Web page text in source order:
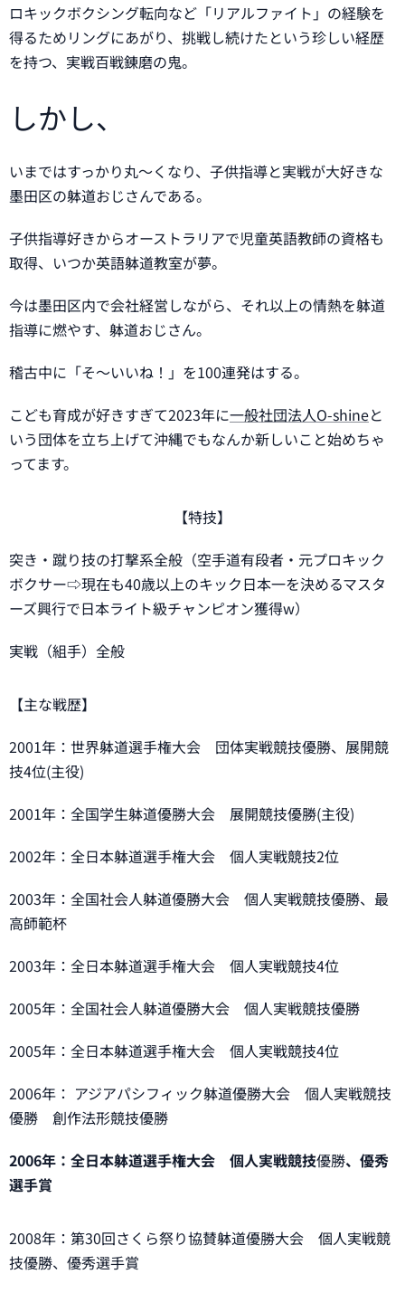
ロキックボクシング転向など「リアルファイト」の経験を
得るためリングにあがり、挑戦し続けたという珍しい経歴
を持つ、実戦百戦錬磨の鬼。
しかし、
いまではすっかり丸～くなり、子供指導と実戦が大好きな
墨田区の躰道おじさんである。
子供指導好きからオーストラリアで児童英語教師の資格も
取得、いつか英語躰道教室が夢。
今は墨田区内で会社経営しながら、それ以上の情熱を躰道
指導に燃やす、躰道おじさん。
稽古中に「そ～いいね！」を100連発はする。
こども育成が好きすぎて2023年に一般社団法人O-shineと
いう団体を立ち上げて沖縄でもなんか新しいこと始めちゃ
ってます。
【特技】
突き・蹴り技の打撃系全般（空手道有段者・元プロキック
ボクサー⇨現在も40歳以上のキック日本一を決めるマスタ
ーズ興行で日本ライト級チャンピオン獲得w）
実戦（組手）全般
【主な戦歴】
2001年：世界躰道選手権大会 団体実戦競技優勝、展開競
技4位(主役)
2001年：全国学生躰道優勝大会 展開競技優勝(主役)
2002年：全日本躰道選手権大会 個人実戦競技2位
2003年：全国社会人躰道優勝大会 個人実戦競技優勝、最
高師範杯
2003年：全日本躰道選手権大会 個人実戦競技4位
2005年：全国社会人躰道優勝大会 個人実戦競技優勝
2005年：全日本躰道選手権大会 個人実戦競技4位
2006年： アジアパシフィック躰道優勝大会 個人実戦競技
優勝 創作法形競技優勝
2006年：全日本躰道選手権大会 個人実戦競技優勝、優秀
選手賞
2008年：第30回さくら祭り協賛躰道優勝大会 個人実戦競
技優勝、優秀選手賞